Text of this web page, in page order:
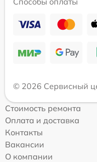
© 2026 Сервисный
Стоимость ремонта
Оплата и доставка
Контакты
Вакансии
О компании